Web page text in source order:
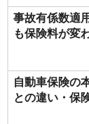
事故有係数適
も保険料が変
自動車保険の
との違い・保